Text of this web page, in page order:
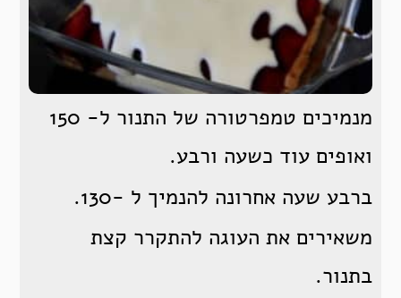
מנמיכים טמפרטורה של התנור ל- 150
ואופים עוד כשעה ורבע.
ברבע שעה אחרונה להנמיך ל -130.
משאירים את העוגה להתקרר קצת
בתנור.